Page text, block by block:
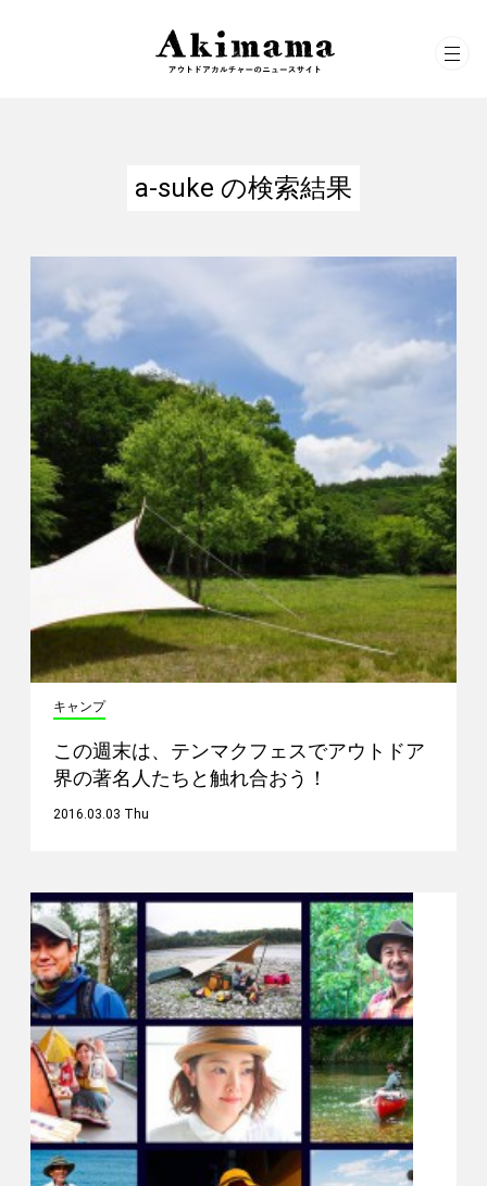
a-suke の検索結果
キャンプ
この週末は、テンマクフェスでアウトドア
界の著名人たちと触れ合おう！
2016.03.03 Thu